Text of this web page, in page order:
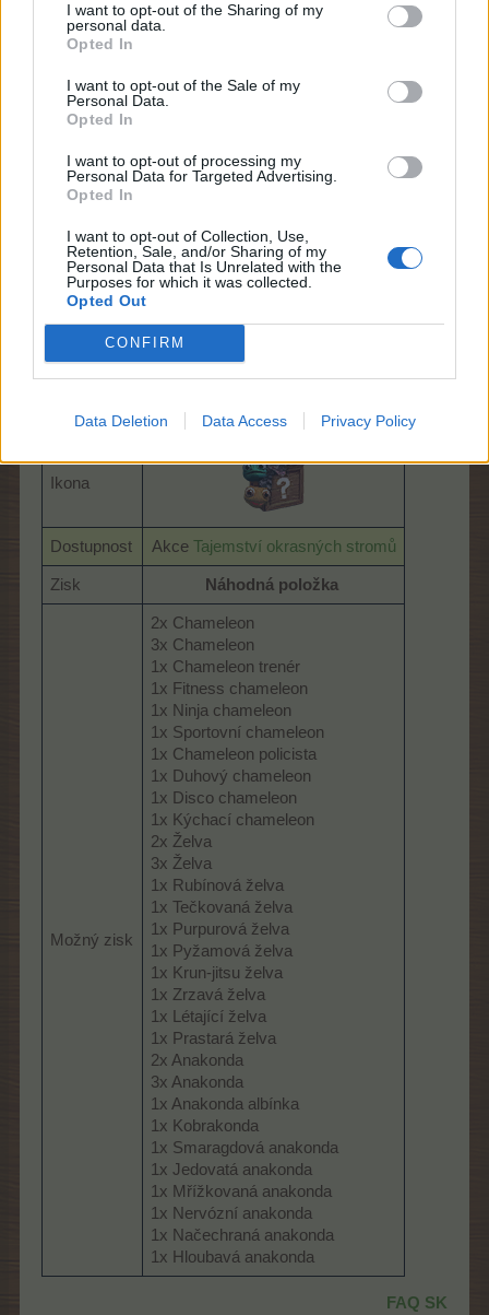
I want to opt-out of the Sharing of my
personal data.
Opted In
I want to opt-out of the Sale of my
Personal Data.
Opted In
I want to opt-out of processing my
Personal Data for Targeted Advertising.
Opted In
I want to opt-out of Collection, Use,
Retention, Sale, and/or Sharing of my
Personal Data that Is Unrelated with the
Purposes for which it was collected.
Opted Out
CONFIRM
Data Deletion Data Access Privacy Policy
1x Mexická vrána
1x Asijská vrána
1x Čarodějnická vrána
FAQ SK
15/5/25
FAQ
S-Moderator
Team Farmerama CZ & SK
lootPackage275​
Ikona
Dostupnost Akce Tajemství okrasných stromů
Zisk Náhodná položka
Možný zisk
2x Chameleon
3x Chameleon
1x Chameleon trenér
1x Fitness chameleon
1x Ninja chameleon
1x Sportovní chameleon
1x Chameleon policista
1x Duhový chameleon
1x Disco chameleon
1x Kýchací chameleon
2x Želva
3x Želva
1x Rubínová želva
1x Tečkovaná želva
1x Purpurová želva
1x Pyžamová želva
1x Krun-jitsu želva
1x Zrzavá želva
1x Létající želva
1x Prastará želva
2x Anakonda
3x Anakonda
1x Anakonda albínka
1x Kobrakonda
1x Smaragdová anakonda
1x Jedovatá anakonda
1x Mřížkovaná anakonda
1x Nervózní anakonda
1x Načechraná anakonda
1x Hloubavá anakonda
FAQ SK